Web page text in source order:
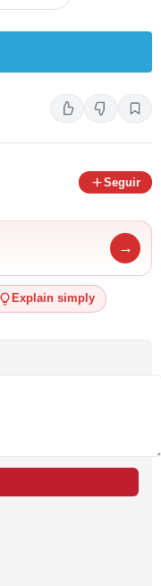
Seguir
→
Explain simply